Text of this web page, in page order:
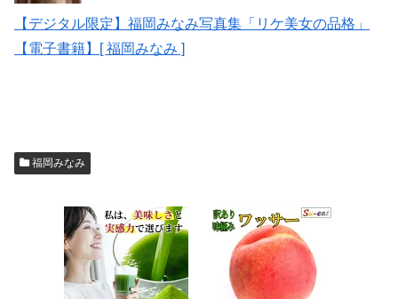
【デジタル限定】福岡みなみ写真集「リケ美女の品格」
【電子書籍】[ 福岡みなみ ]
福岡みなみ